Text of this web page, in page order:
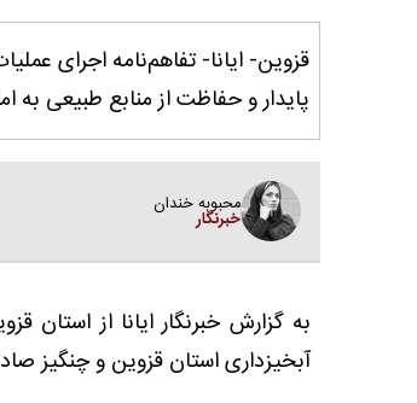
قزوین- ایانا- تفاهم‌نامه اجرای
پایدار و حفاظت از منابع طبیعی به
محبوبه خندان
خبرنگار
به گزارش خبرنگار ایانا از استان
آبخیزداری استان قزوین و چنگیز